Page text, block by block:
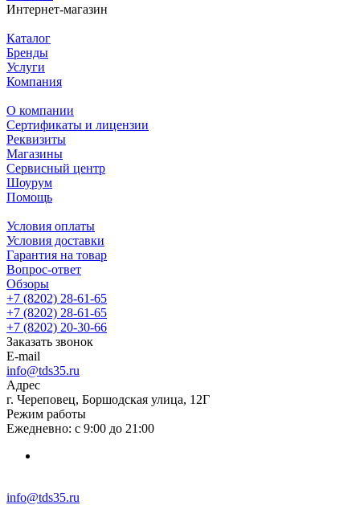
Интернет-магазин
Каталог
Бренды
Услуги
Компания
О компании
Сертификаты и лицензии
Реквизиты
Магазины
Сервисный центр
Шоурум
Помощь
Условия оплаты
Условия доставки
Гарантия на товар
Вопрос-ответ
Обзоры
+7 (8202) 28‑61-65
+7 (8202) 28‑61-65
+7 (8202) 20‑30-66
Заказать звонок
E-mail
info@tds35.ru
Адрес
г. Череповец, Боршодская улица, 12Г
Режим работы
Ежедневно: с 9:00 до 21:00
info@tds35.ru